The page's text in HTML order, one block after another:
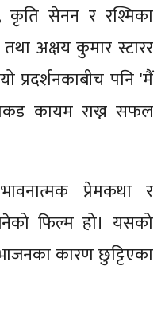
कृति सेनन र रश्मिका
अक्षय कुमार स्टारर
पनि 'मैं
कायम राख्न सफल
प्रेमकथा र
फिल्म हो। यसको
कारण छुट्टिएका